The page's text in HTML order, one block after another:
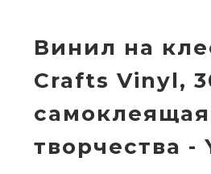
Винил на
Crafts Vinyl,
творчества -